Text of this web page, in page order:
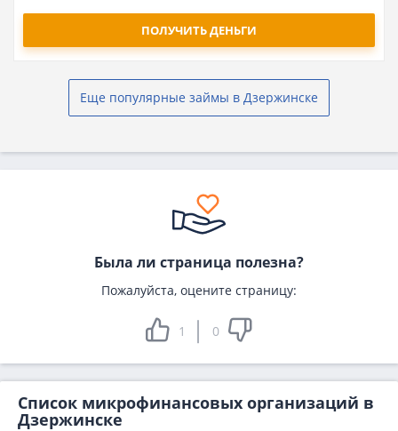
ПОЛУЧИТЬ ДЕНЬГИ
Еще популярные займы в Дзержинске
Была ли страница полезна?
Пожалуйста, оцените страницу:
1 0
Список микрофинансовых организаций в
Дзержинске